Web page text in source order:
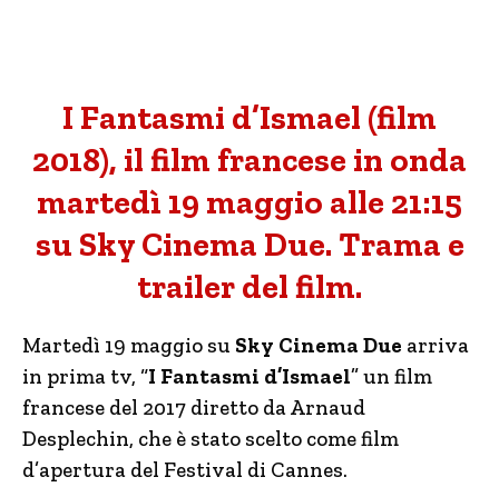
I Fantasmi d’Ismael (film
2018), il film francese in onda
martedì 19 maggio alle 21:15
su Sky Cinema Due. Trama e
trailer del film.
Martedì 19 maggio su Sky Cinema Due arriva
in prima tv, “I Fantasmi d’Ismael” un film
francese del 2017 diretto da Arnaud
Desplechin, che è stato scelto come film
d’apertura del Festival di Cannes.